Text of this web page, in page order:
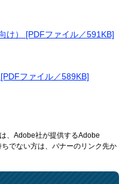
け） [PDFファイル／591KB]
ファイル／589KB]
、Adobe社が提供するAdobe
でない方は、バナーのリンク先か